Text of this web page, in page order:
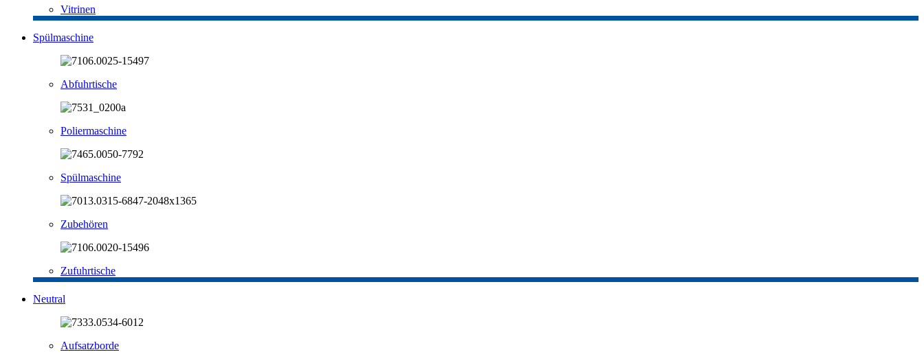
Vitrinen
Spülmaschine
Abfuhrtische
Poliermaschine
Spülmaschine
Zubehören
Zufuhrtische
Neutral
Aufsatzborde